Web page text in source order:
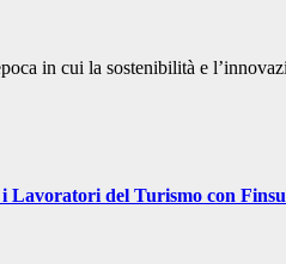
in cui la sostenibilità e
del Turismo con